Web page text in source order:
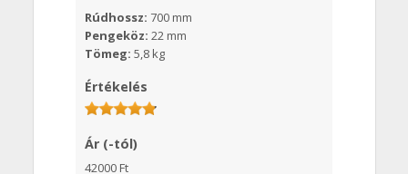
Rúdhossz: 700 mm
Pengeköz: 22 mm
Tömeg: 5,8 kg
Értékelés
Ár (-tól)
42000 Ft